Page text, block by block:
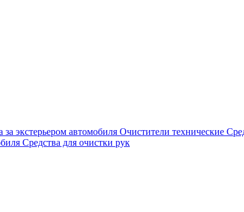
за экстерьером автомобиля Очистители технические
Средства для очистки рук